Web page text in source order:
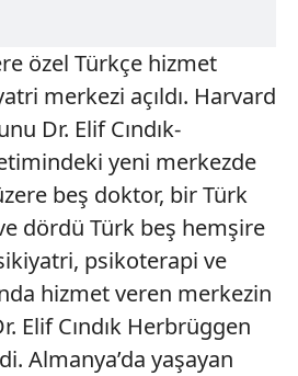
özel Türkçe hizmet
merkezi açıldı. Harvard
Dr. Elif Cındık-
yeni merkezde
beş doktor, bir Türk
dördü Türk beş hemşire
psikoterapi ve
hizmet veren merkezin
Elif Cındık Herbrüggen
Almanya’da yaşayan